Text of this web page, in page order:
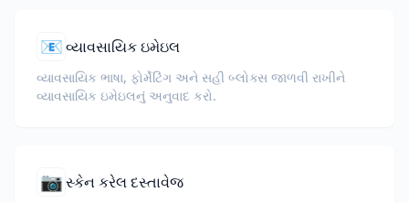
📧વ્યાવસાયિક ઇમેઇલ
વ્યાવસાયિક ભાષા, ફોર્મેટિંગ અને સહી બ્લોક્સ જાળવી રાખીને
વ્યાવસાયિક ઇમેઇલનું અનુવાદ કરો.
📷સ્કેન કરેલ દસ્તાવેજ